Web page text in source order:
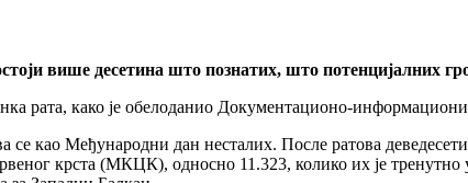
више десетина што познатих, што потенцијалних
рата, како је обелоданио Документационо-
се као Међународни дан несталих. После ратова
крста (МКЦК), односно 11.323, колико их је тренутно